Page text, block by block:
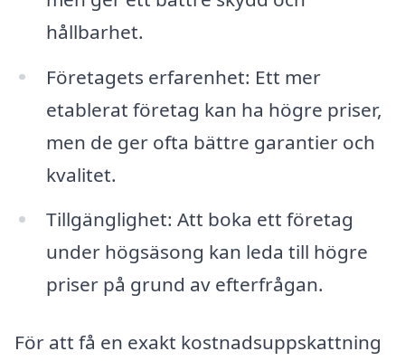
hållbarhet.
Företagets erfarenhet: Ett mer
etablerat företag kan ha högre priser,
men de ger ofta bättre garantier och
kvalitet.
Tillgänglighet: Att boka ett företag
under högsäsong kan leda till högre
priser på grund av efterfrågan.
För att få en exakt kostnadsuppskattning